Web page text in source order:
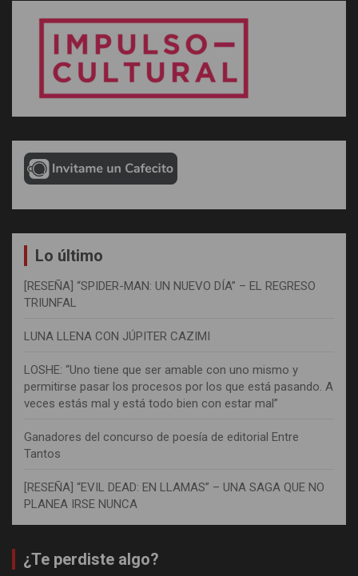
Lo último
[RESEÑA] “SPIDER-MAN: UN NUEVO DÍA” – EL REGRESO
TRIUNFAL
LUNA LLENA CON JÚPITER CAZIMI
LOSHE: “Uno tiene que ser amable con uno mismo y
permitirse pasar los procesos por los que está pasando. A
veces estás mal y está todo bien con estar mal”
Ganadores del concurso de poesía de editorial Entre
Tantos
[RESEÑA] “EVIL DEAD: EN LLAMAS” – UNA SAGA QUE NO
PLANEA IRSE NUNCA
¿Te perdiste algo?